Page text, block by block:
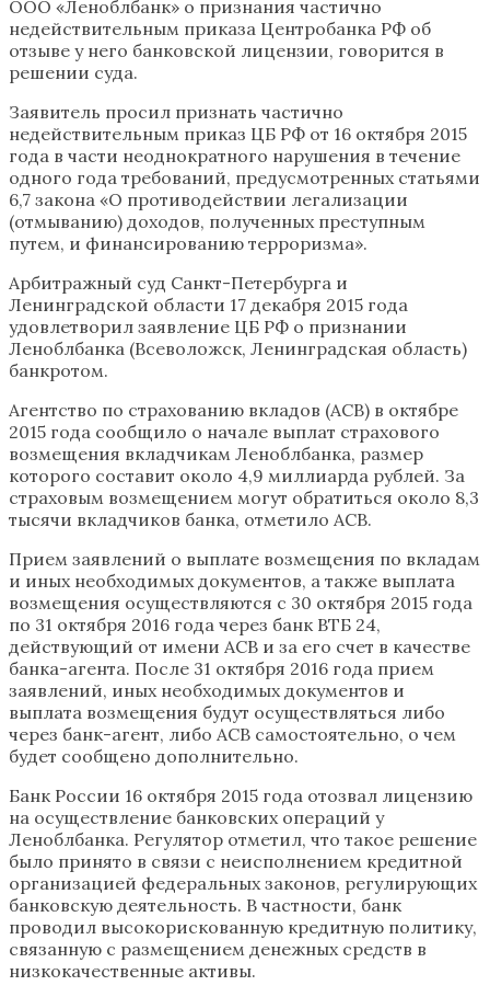
ООО «Леноблбанк» о признания частично
недействительным приказа Центробанка РФ об
отзыве у него банковской лицензии, говорится в
решении суда.
Заявитель просил признать частично
недействительным приказ ЦБ РФ от 16 октября 2015
года в части неоднократного нарушения в течение
одного года требований, предусмотренных статьями
6,7 закона «О противодействии легализации
(отмыванию) доходов, полученных преступным
путем, и финансированию терроризма».
Арбитражный суд Санкт-Петербурга и
Ленинградской области 17 декабря 2015 года
удовлетворил заявление ЦБ РФ о признании
Леноблбанка (Всеволожск, Ленинградская область)
банкротом.
Агентство по страхованию вкладов (АСВ) в октябре
2015 года сообщило о начале выплат страхового
возмещения вкладчикам Леноблбанка, размер
которого составит около 4,9 миллиарда рублей. За
страховым возмещением могут обратиться около 8,3
тысячи вкладчиков банка, отметило АСВ.
Прием заявлений о выплате возмещения по вкладам
и иных необходимых документов, а также выплата
возмещения осуществляются с 30 октября 2015 года
по 31 октября 2016 года через банк ВТБ 24,
действующий от имени АСВ и за его счет в качестве
банка-агента. После 31 октября 2016 года прием
заявлений, иных необходимых документов и
выплата возмещения будут осуществляться либо
через банк-агент, либо АСВ самостоятельно, о чем
будет сообщено дополнительно.
Банк России 16 октября 2015 года отозвал лицензию
на осуществление банковских операций у
Леноблбанка. Регулятор отметил, что такое решение
было принято в связи с неисполнением кредитной
организацией федеральных законов, регулирующих
банковскую деятельность. В частности, банк
проводил высокорискованную кредитную политику,
связанную с размещением денежных средств в
низкокачественные активы.